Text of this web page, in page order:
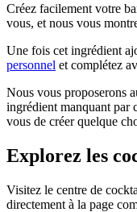
Créez facilement votre
vous, et nous vous
Une fois cet ingrédient
personnel et complétez
Nous vous proposerons
ingrédient manquant par
vous de créer quelque
Explorez les
Visitez le centre de
directement à la page